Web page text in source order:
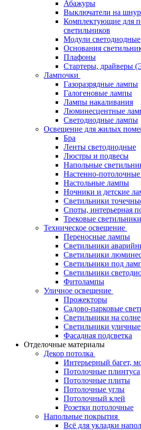
Абажуры
Выключатели на шнур
Комплектующие для
светильников
Модули светодиодные
Основания
Плафоны
Стартеры,
Лампочки
Газоразрядные лампы
Галогеновые лампы
Лампы накаливания
Люминесцентные
Светодиодные лампы
Освещение для жилых
Бра
Ленты светодиодные
Люстры и подвесы
Напольные
Настенно-
Настольные лампы
Ночники и детские
Светильники
Споты, интерьерная
Трековые
Техническое освещение
Переносные лампы
Светильники
Светильники
Светильники под
Светильники
Фитолампы
Уличное освещение
Прожекторы
Садово-парковые
Светильники на
Светильники
Фасадная подсветка
Отделочные материалы
Декор потолка
Интерьерный багет,
Потолочные плинтуса
Потолочные плиты
Потолочные углы
Потолочный клей
Розетки потолочные
Напольные покрытия
Всё для укладки